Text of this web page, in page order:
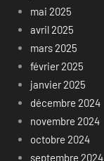
mai 2025
avril 2025
mars 2025
février 2025
janvier 2025
décembre 2024
novembre 2024
octobre 2024
septembre 2024